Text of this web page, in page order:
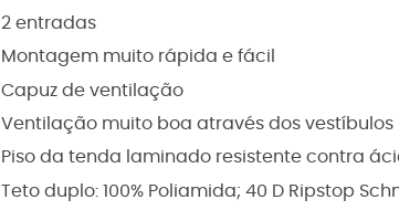
2 entradas
Montagem muito rápida e fácil
Capuz de ventilação
Ventilação muito boa através dos vestíbulos
Piso da tenda laminado resistente contra
Teto duplo: 100% Poliamida; 40 D Ripstop